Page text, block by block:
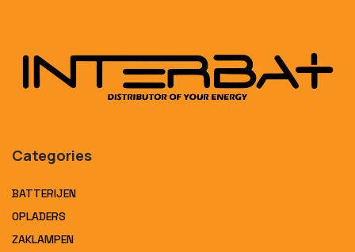
Categories
BATTERIJEN
OPLADERS
ZAKLAMPEN